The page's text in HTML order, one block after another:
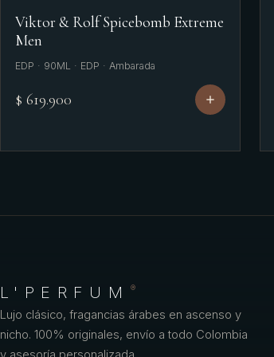
Viktor & Rolf Spicebomb Extreme
Men
EDP · 90ML · EDP · Ambarada
$ 619.900
L'PERFUM ®
Lujo clásico, fragancias árabes en ascenso y
nicho. 100% originales, envío a todo Colombia